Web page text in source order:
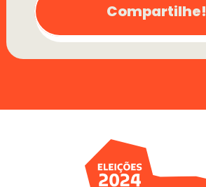
Compartilhe!